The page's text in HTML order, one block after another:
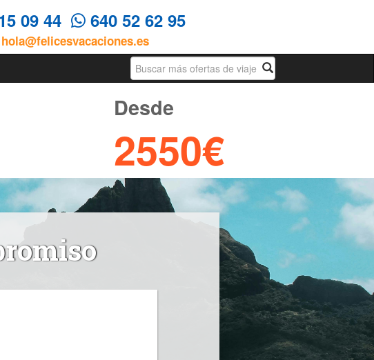
09 44 640 52 62 95
hola@felicesvacaciones.es
Busqueda
Desde
2550€